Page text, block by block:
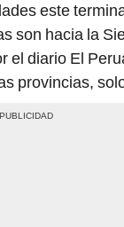
este
son hacia la
el diario El
provincias,